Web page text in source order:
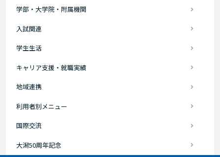
学部・大学院・附属機関
入試関連
学生生活
キャリア支援・就職実績
地域連携
利用者別メニュー
国際交流
大潟50周年記念